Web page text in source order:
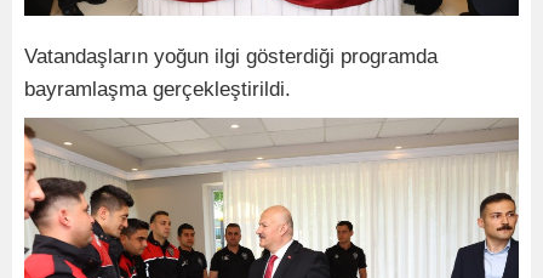
Vatandaşların yoğun ilgi gösterdiği programda
bayramlaşma gerçekleştirildi.